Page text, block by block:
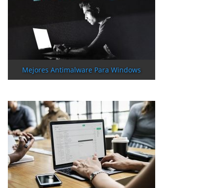
Mejores Antimalware Para Windows